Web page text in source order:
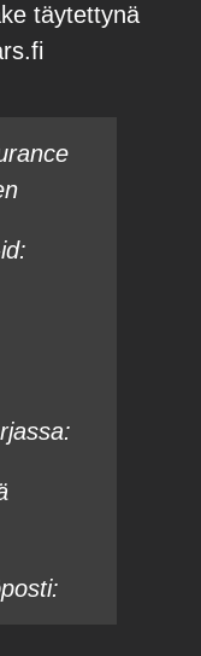
täytettynä